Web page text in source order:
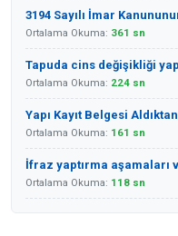
3194 Sayılı İmar
Ortalama Okuma: 361 sn
Tapuda cins değişikliği
Ortalama Okuma: 224 sn
Yapı Kayıt Belgesi
Ortalama Okuma: 161 sn
İfraz yaptırma aşamaları
Ortalama Okuma: 118 sn